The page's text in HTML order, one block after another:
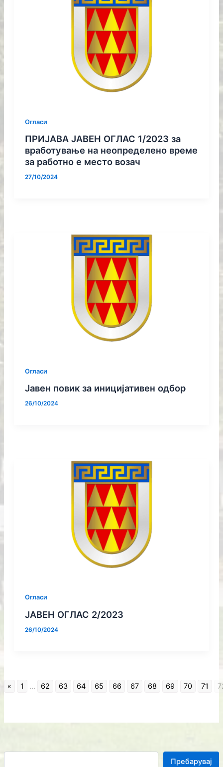
Пребарувај
Огласи
ПРИЈАВА ЈАВЕН ОГЛАС 1/2023 за
вработување на неопределено време
за работно е место возач
27/10/2024
Огласи
Јавен повик за иницијативен одбор
26/10/2024
Огласи
ЈАВЕН ОГЛАС 2/2023
26/10/2024
« 1 ... 62 63 64 65 66 67 68 69 70 71